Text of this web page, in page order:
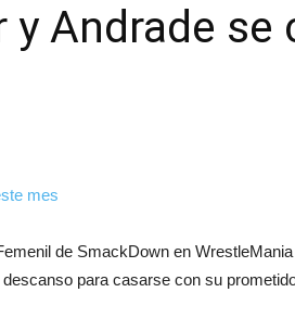
Andrade se
de SmackDown en
para casarse con su